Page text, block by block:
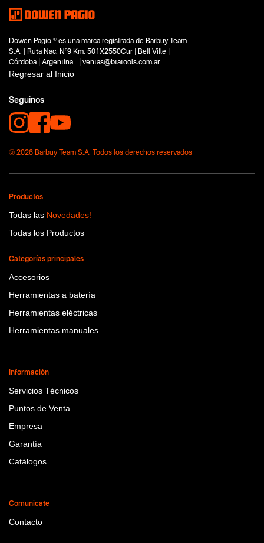
Dowen Pagio ® es una marca registrada de Barbuy Team
S.A. | Ruta Nac. Nº9 Km. 501X2550Cur | Bell Ville |
Córdoba | Argentina | ventas@btatools.com.ar
Regresar al Inicio
Seguinos
© 2026 Barbuy Team S.A. Todos los derechos reservados
Productos
Todas las Novedades!
Todas los Productos
Categorías principales
Accesorios
Herramientas a batería
Herramientas eléctricas
Herramientas manuales
Información
Servicios Técnicos
Puntos de Venta
Empresa
Garantía
Catálogos
Comunicate
Contacto